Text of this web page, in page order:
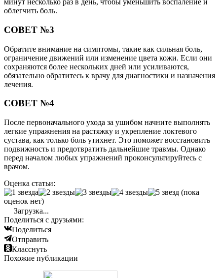
минут несколько раз в день, чтобы уменьшить воспаление и
облегчить боль.
СОВЕТ №3
Обратите внимание на симптомы, такие как сильная боль,
ограничение движений или изменение цвета кожи. Если они
сохраняются более нескольких дней или усиливаются,
обязательно обратитесь к врачу для диагностики и назначения
лечения.
СОВЕТ №4
После первоначального ухода за ушибом начните выполнять
легкие упражнения на растяжку и укрепление локтевого
сустава, как только боль утихнет. Это поможет восстановить
подвижность и предотвратить дальнейшие травмы. Однако
перед началом любых упражнений проконсультируйтесь с
врачом.
Оценка статьи:
(пока
оценок нет)
Загрузка...
Поделиться с друзьями:
Поделиться
Отправить
Класснуть
Похожие публикации